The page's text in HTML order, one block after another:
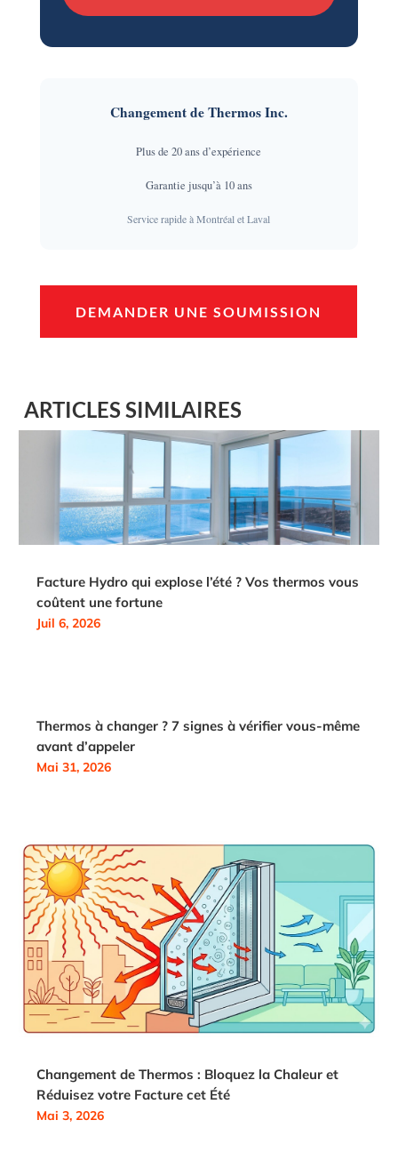
Changement de Thermos Inc.
Plus de 20 ans d’expérience
Garantie jusqu’à 10 ans
Service rapide à Montréal et Laval
DEMANDER UNE SOUMISSION
ARTICLES SIMILAIRES
Facture Hydro qui explose l’été ? Vos thermos vous
coûtent une fortune
Juil 6, 2026
Thermos à changer ? 7 signes à vérifier vous-même
avant d’appeler
Mai 31, 2026
Changement de Thermos : Bloquez la Chaleur et
Réduisez votre Facture cet Été
Mai 3, 2026